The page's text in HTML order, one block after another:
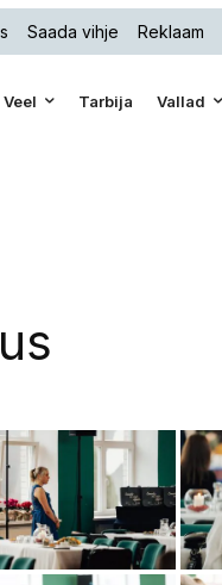
Saada vihje Reklaam
Veel Tarbija Vallad